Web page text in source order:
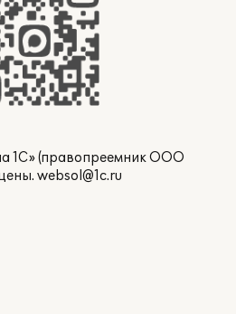
1С» (правопреемник ООО
websol@1c.ru